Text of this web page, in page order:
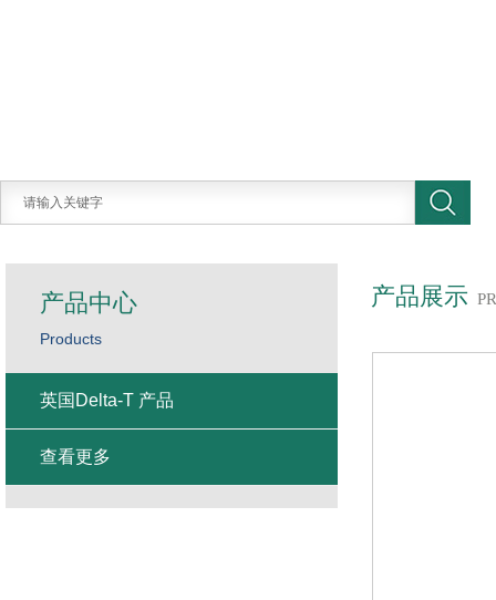
产品展示
产品中心
Products
英国Delta-T 产品
查看更多